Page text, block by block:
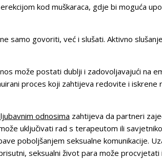
kod muškaraca, gdje bi moguća
samo govoriti, već i slušati. Aktivno
može postati dublji i zadovoljavajući na
proces koji zahtijeva redovite i iskrene
odnosima zahtijeva da partneri
uključivati rad s terapeutom ili
poboljšanjem seksualne komunikacije.
seksualni život para može